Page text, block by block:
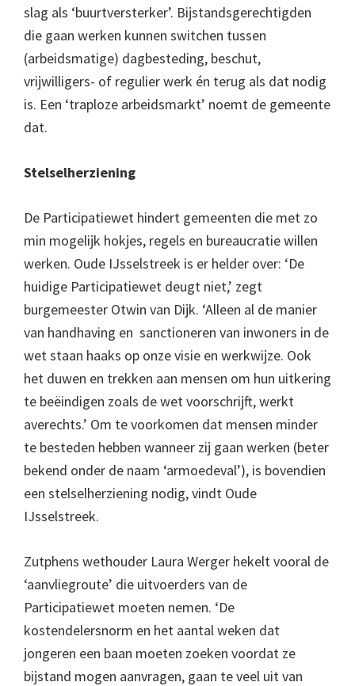
slag als ‘buurtversterker’. Bijstandsgerechtigden
die gaan werken kunnen switchen tussen
(arbeidsmatige) dagbesteding, beschut,
vrijwilligers- of regulier werk én terug als dat nodig
is. Een ‘traploze arbeidsmarkt’ noemt de gemeente
dat.
Stelselherziening
De Participatiewet hindert gemeenten die met zo
min mogelijk hokjes, regels en bureaucratie willen
werken. Oude IJsselstreek is er helder over: ‘De
huidige Participatiewet deugt niet,’ zegt
burgemeester Otwin van Dijk. ‘Alleen al de manier
van handhaving en sanctioneren van inwoners in de
wet staan haaks op onze visie en werkwijze. Ook
het duwen en trekken aan mensen om hun uitkering
te beëindigen zoals de wet voorschrijft, werkt
averechts.’ Om te voorkomen dat mensen minder
te besteden hebben wanneer zij gaan werken (beter
bekend onder de naam ‘armoedeval’), is bovendien
een stelselherziening nodig, vindt Oude
IJsselstreek.
Zutphens wethouder Laura Werger hekelt vooral de
‘aanvliegroute’ die uitvoerders van de
Participatiewet moeten nemen. ‘De
kostendelersnorm en het aantal weken dat
jongeren een baan moeten zoeken voordat ze
bijstand mogen aanvragen, gaan te veel uit van